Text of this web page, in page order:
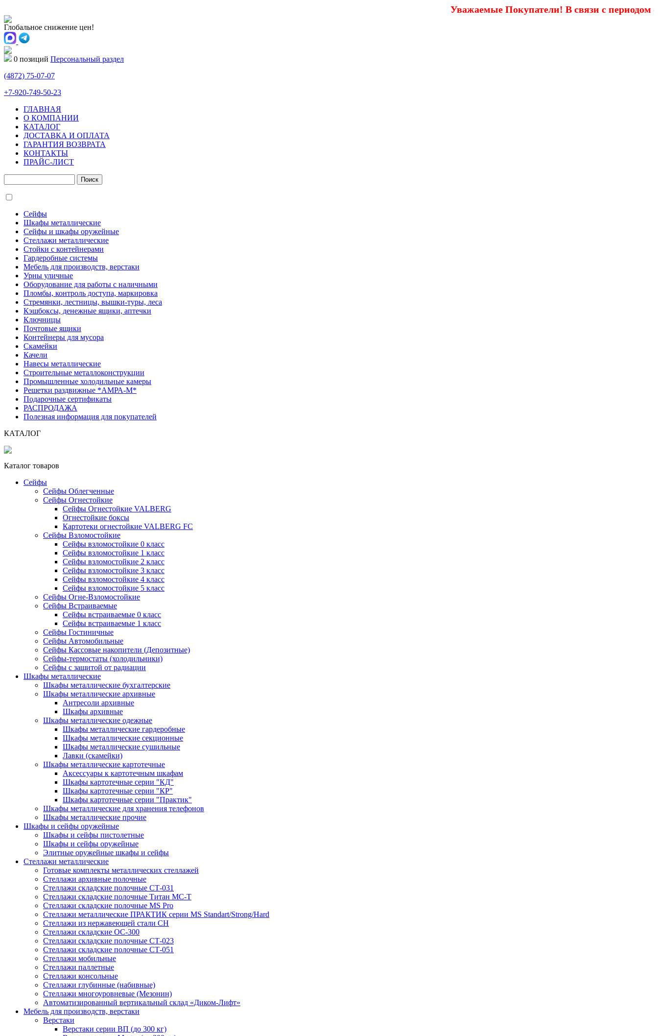
Уважаемые Покупатели! В связи с периодом
Глобальное снижение цен!
0 позиций Персональный раздел
(4872) 75-07-07
+7-920-749-50-23
ГЛАВНАЯ
О КОМПАНИИ
КАТАЛОГ
ДОСТАВКА И ОПЛАТА
ГАРАНТИЯ ВОЗВРАТА
КОНТАКТЫ
ПРАЙС-ЛИСТ
Сейфы
Шкафы металлические
Сейфы и шкафы оружейные
Стеллажи металлические
Стойки с контейнерами
Гардеробные системы
Мебель для производств, верстаки
Урны уличные
Оборудование для работы с наличными
Пломбы, контроль доступа, маркировка
Стремянки, лестницы, вышки-туры, леса
Кэшбоксы, денежные ящики, аптечки
Ключницы
Почтовые ящики
Контейнеры для мусора
Скамейки
Качели
Навесы металлические
Строительные металлоконструкции
Промышленные холодильные камеры
Решетки раздвижные *АМРА-М*
Подарочные сертификаты
РАСПРОДАЖА
Полезная информация для покупателей
КАТАЛОГ
Каталог товаров
Сейфы
Сейфы Облегченные
Сейфы Огнестойкие
Сейфы Огнестойкие VALBERG
Огнестойкие боксы
Картотеки огнестойкие VALBERG FC
Сейфы Взломостойкие
Сейфы взломостойкие 0 класс
Сейфы взломостойкие 1 класс
Сейфы взломостойкие 2 класс
Сейфы взломостойкие 3 класс
Сейфы взломостойкие 4 класс
Сейфы взломостойкие 5 класс
Сейфы Огне-Взломостойкие
Сейфы Встраиваемые
Сейфы встраиваемые 0 класс
Сейфы встраиваемые 1 класс
Сейфы Гостиничные
Сейфы Автомобильные
Сейфы Кассовые накопители (Депозитные)
Сейфы-термостаты (холодильники)
Сейфы с защитой от радиации
Шкафы металлические
Шкафы металлические бухгалтерские
Шкафы металлические архивные
Антресоли архивные
Шкафы архивные
Шкафы металлические одежные
Шкафы металлические гардеробные
Шкафы металлические секционные
Шкафы металлические сушильные
Лавки (скамейки)
Шкафы металлические картотечные
Аксессуары к картотечным шкафам
Шкафы картотечные серии "КД"
Шкафы картотечные серии "КР"
Шкафы картотечные серии "Практик"
Шкафы металлические для хранения телефонов
Шкафы металлические прочие
Шкафы и сейфы оружейные
Шкафы и сейфы пистолетные
Шкафы и сейфы оружейные
Элитные оружейные шкафы и сейфы
Стеллажи металлические
Готовые комплекты металлических стеллажей
Стеллажи архивные полочные
Стеллажи складские полочные СТ-031
Стеллажи складские полочные Титан МС-Т
Стеллажи складские полочные MS Pro
Стеллажи металлические ПРАКТИК серии MS Standart/Strong/Hard
Стеллажи из нержавеющей стали СН
Стеллажи складские ОС-300
Стеллажи складские полочные СТ-023
Стеллажи складские полочные СТ-051
Стеллажи мобильные
Стеллажи паллетные
Стеллажи консольные
Стеллажи глубинные (набивные)
Стеллажи многоуровневые (Мезонин)
Автоматизированный вертикальный склад «Диком-Лифт»
Мебель для производств, верстаки
Верстаки
Верстаки серии ВП (до 300 кг)